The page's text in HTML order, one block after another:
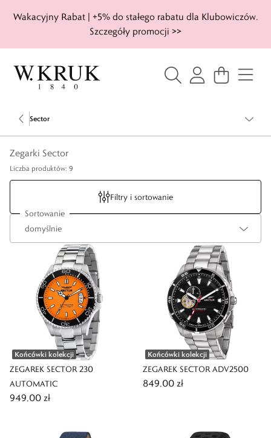
Wakacyjny Rabat | +5% do stałego rabatu dla Klubowiczów.
Szczegóły promocji >>
Sector
Zegarki Sector
Liczba produktów: 9
Filtry i sortowanie
Sortowanie
Końcówki kolekcji
ZEGAREK SECTOR 230
AUTOMATIC
949,00 zł
Końcówki kolekcji
ZEGAREK SECTOR ADV2500
849,00 zł